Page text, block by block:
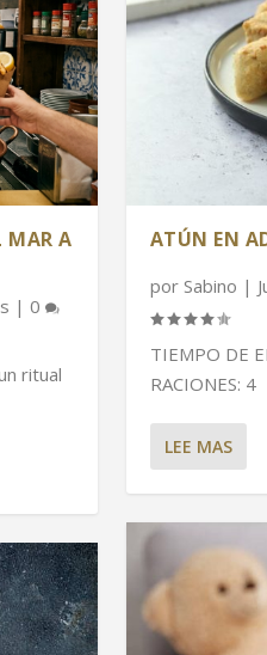
MAR A
| 0
ritual
ATÚN EN
por Sabino |
TIEMPO DE
RACIONES:
LEE MAS